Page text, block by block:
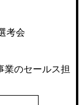
考会
業のセールス担